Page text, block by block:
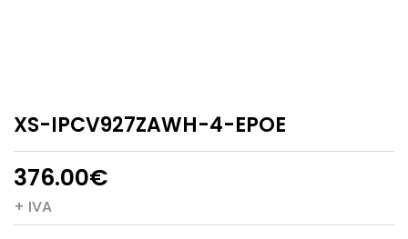
XS-IPCV927ZAWH-4-EPOE
376.00€
+ IVA